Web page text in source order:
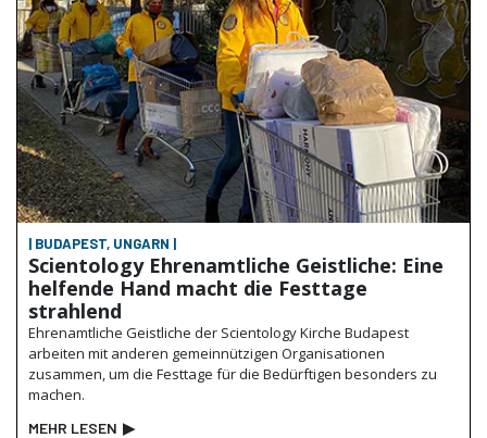
| BUDAPEST, UNGARN |
Scientology Ehrenamtliche Geistliche: Eine
helfende Hand macht die Festtage
strahlend
Ehrenamtliche Geistliche der Scientology Kirche Budapest
arbeiten mit anderen gemeinnützigen Organisationen
zusammen, um die Festtage für die Bedürftigen besonders zu
machen.
MEHR LESEN ▶